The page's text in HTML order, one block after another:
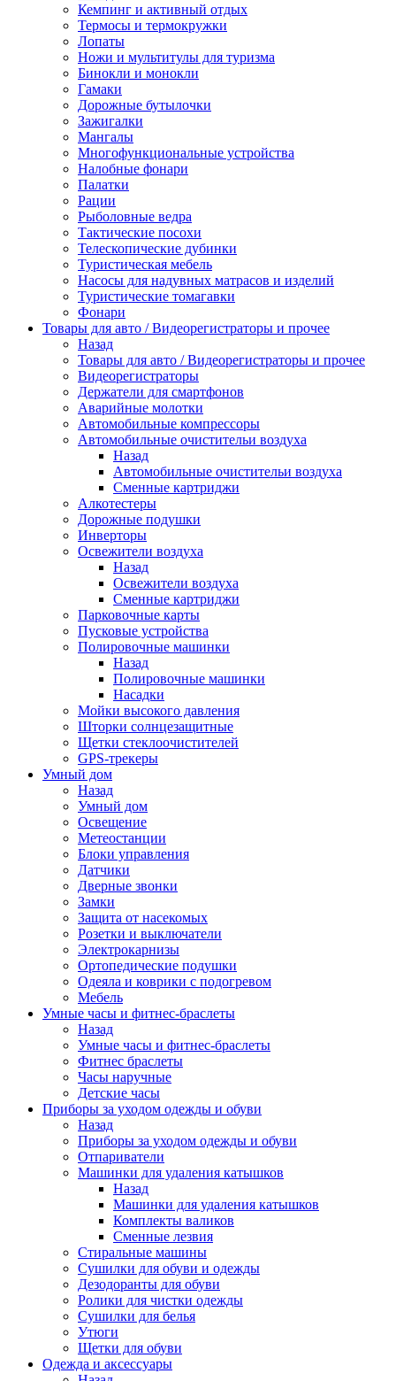
Кемпинг и активный отдых
Термосы и термокружки
Лопаты
Ножи и мультитулы для туризма
Бинокли и монокли
Гамаки
Дорожные бутылочки
Зажигалки
Мангалы
Многофункциональные устройства
Налобные фонари
Палатки
Рации
Рыболовные ведра
Тактические посохи
Телескопические дубинки
Туристическая мебель
Насосы для надувных матрасов и изделий
Туристические томагавки
Фонари
Товары для авто / Видеорегистраторы и прочее
Назад
Товары для авто / Видеорегистраторы и прочее
Видеорегистраторы
Держатели для смартфонов
Аварийные молотки
Автомобильные компрессоры
Автомобильные очистительи воздуха
Назад
Автомобильные очистительи воздуха
Сменные картриджи
Алкотестеры
Дорожные подушки
Инверторы
Освежители воздуха
Назад
Освежители воздуха
Сменные картриджи
Парковочные карты
Пусковые устройства
Полировочные машинки
Назад
Полировочные машинки
Насадки
Мойки высокого давления
Шторки солнцезащитные
Щетки стеклоочистителей
GPS-трекеры
Умный дом
Назад
Умный дом
Освещение
Метеостанции
Блоки управления
Датчики
Дверные звонки
Замки
Защита от насекомых
Розетки и выключатели
Электрокарнизы
Ортопедические подушки
Одеяла и коврики с подогревом
Мебель
Умные часы и фитнес-браслеты
Назад
Умные часы и фитнес-браслеты
Фитнес браслеты
Часы наручные
Детские часы
Приборы за уходом одежды и обуви
Назад
Приборы за уходом одежды и обуви
Отпариватели
Машинки для удаления катышков
Назад
Машинки для удаления катышков
Комплекты валиков
Сменные лезвия
Стиральные машины
Сушилки для обуви и одежды
Дезодоранты для обуви
Ролики для чистки одежды
Сушилки для белья
Утюги
Щетки для обуви
Одежда и аксессуары